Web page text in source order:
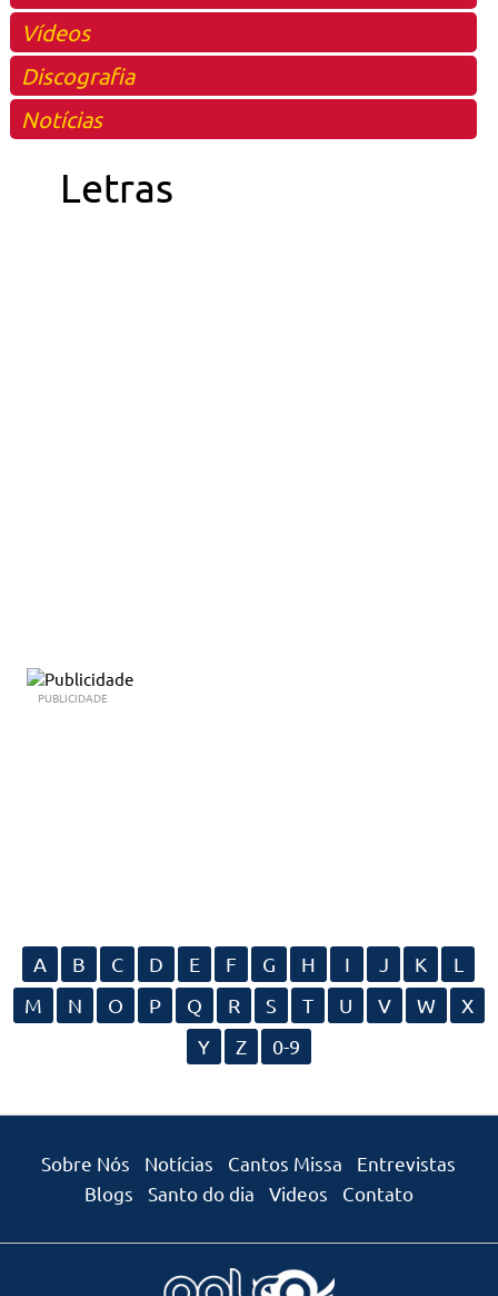
Vídeos
Discografia
Notícias
Letras
PUBLICIDADE
A B C D E F G H I J K
L
M
N O P Q R S T U V W
X
Y
Z 0-9
Sobre Nós Notícias Cantos Missa
Entrevistas
Blogs
Santo do dia Videos Contato